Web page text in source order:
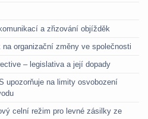
a zřizování objížděk
organizační změny ve společnosti
– legislativa a její dopady
upozorňuje na limity osvobození
celní režim pro levné zásilky ze